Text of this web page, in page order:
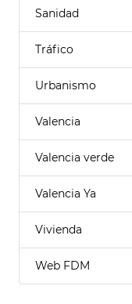
Sanidad
Tráfico
Urbanismo
Valencia
Valencia verde
Valencia Ya
Vivienda
Web FDM